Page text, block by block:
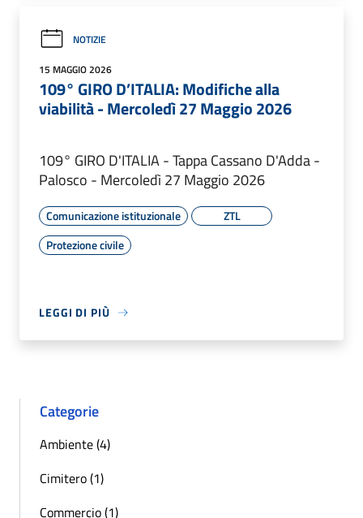
NOTIZIE
15 MAGGIO 2026
109° GIRO D’ITALIA: Modifiche alla
viabilità - Mercoledì 27 Maggio 2026
109° GIRO D'ITALIA - Tappa Cassano D'Adda -
Palosco - Mercoledì 27 Maggio 2026
Comunicazione istituzionale
ZTL
Protezione civile
LEGGI DI PIÙ
Categorie
Ambiente (4)
Cimitero (1)
Commercio (1)